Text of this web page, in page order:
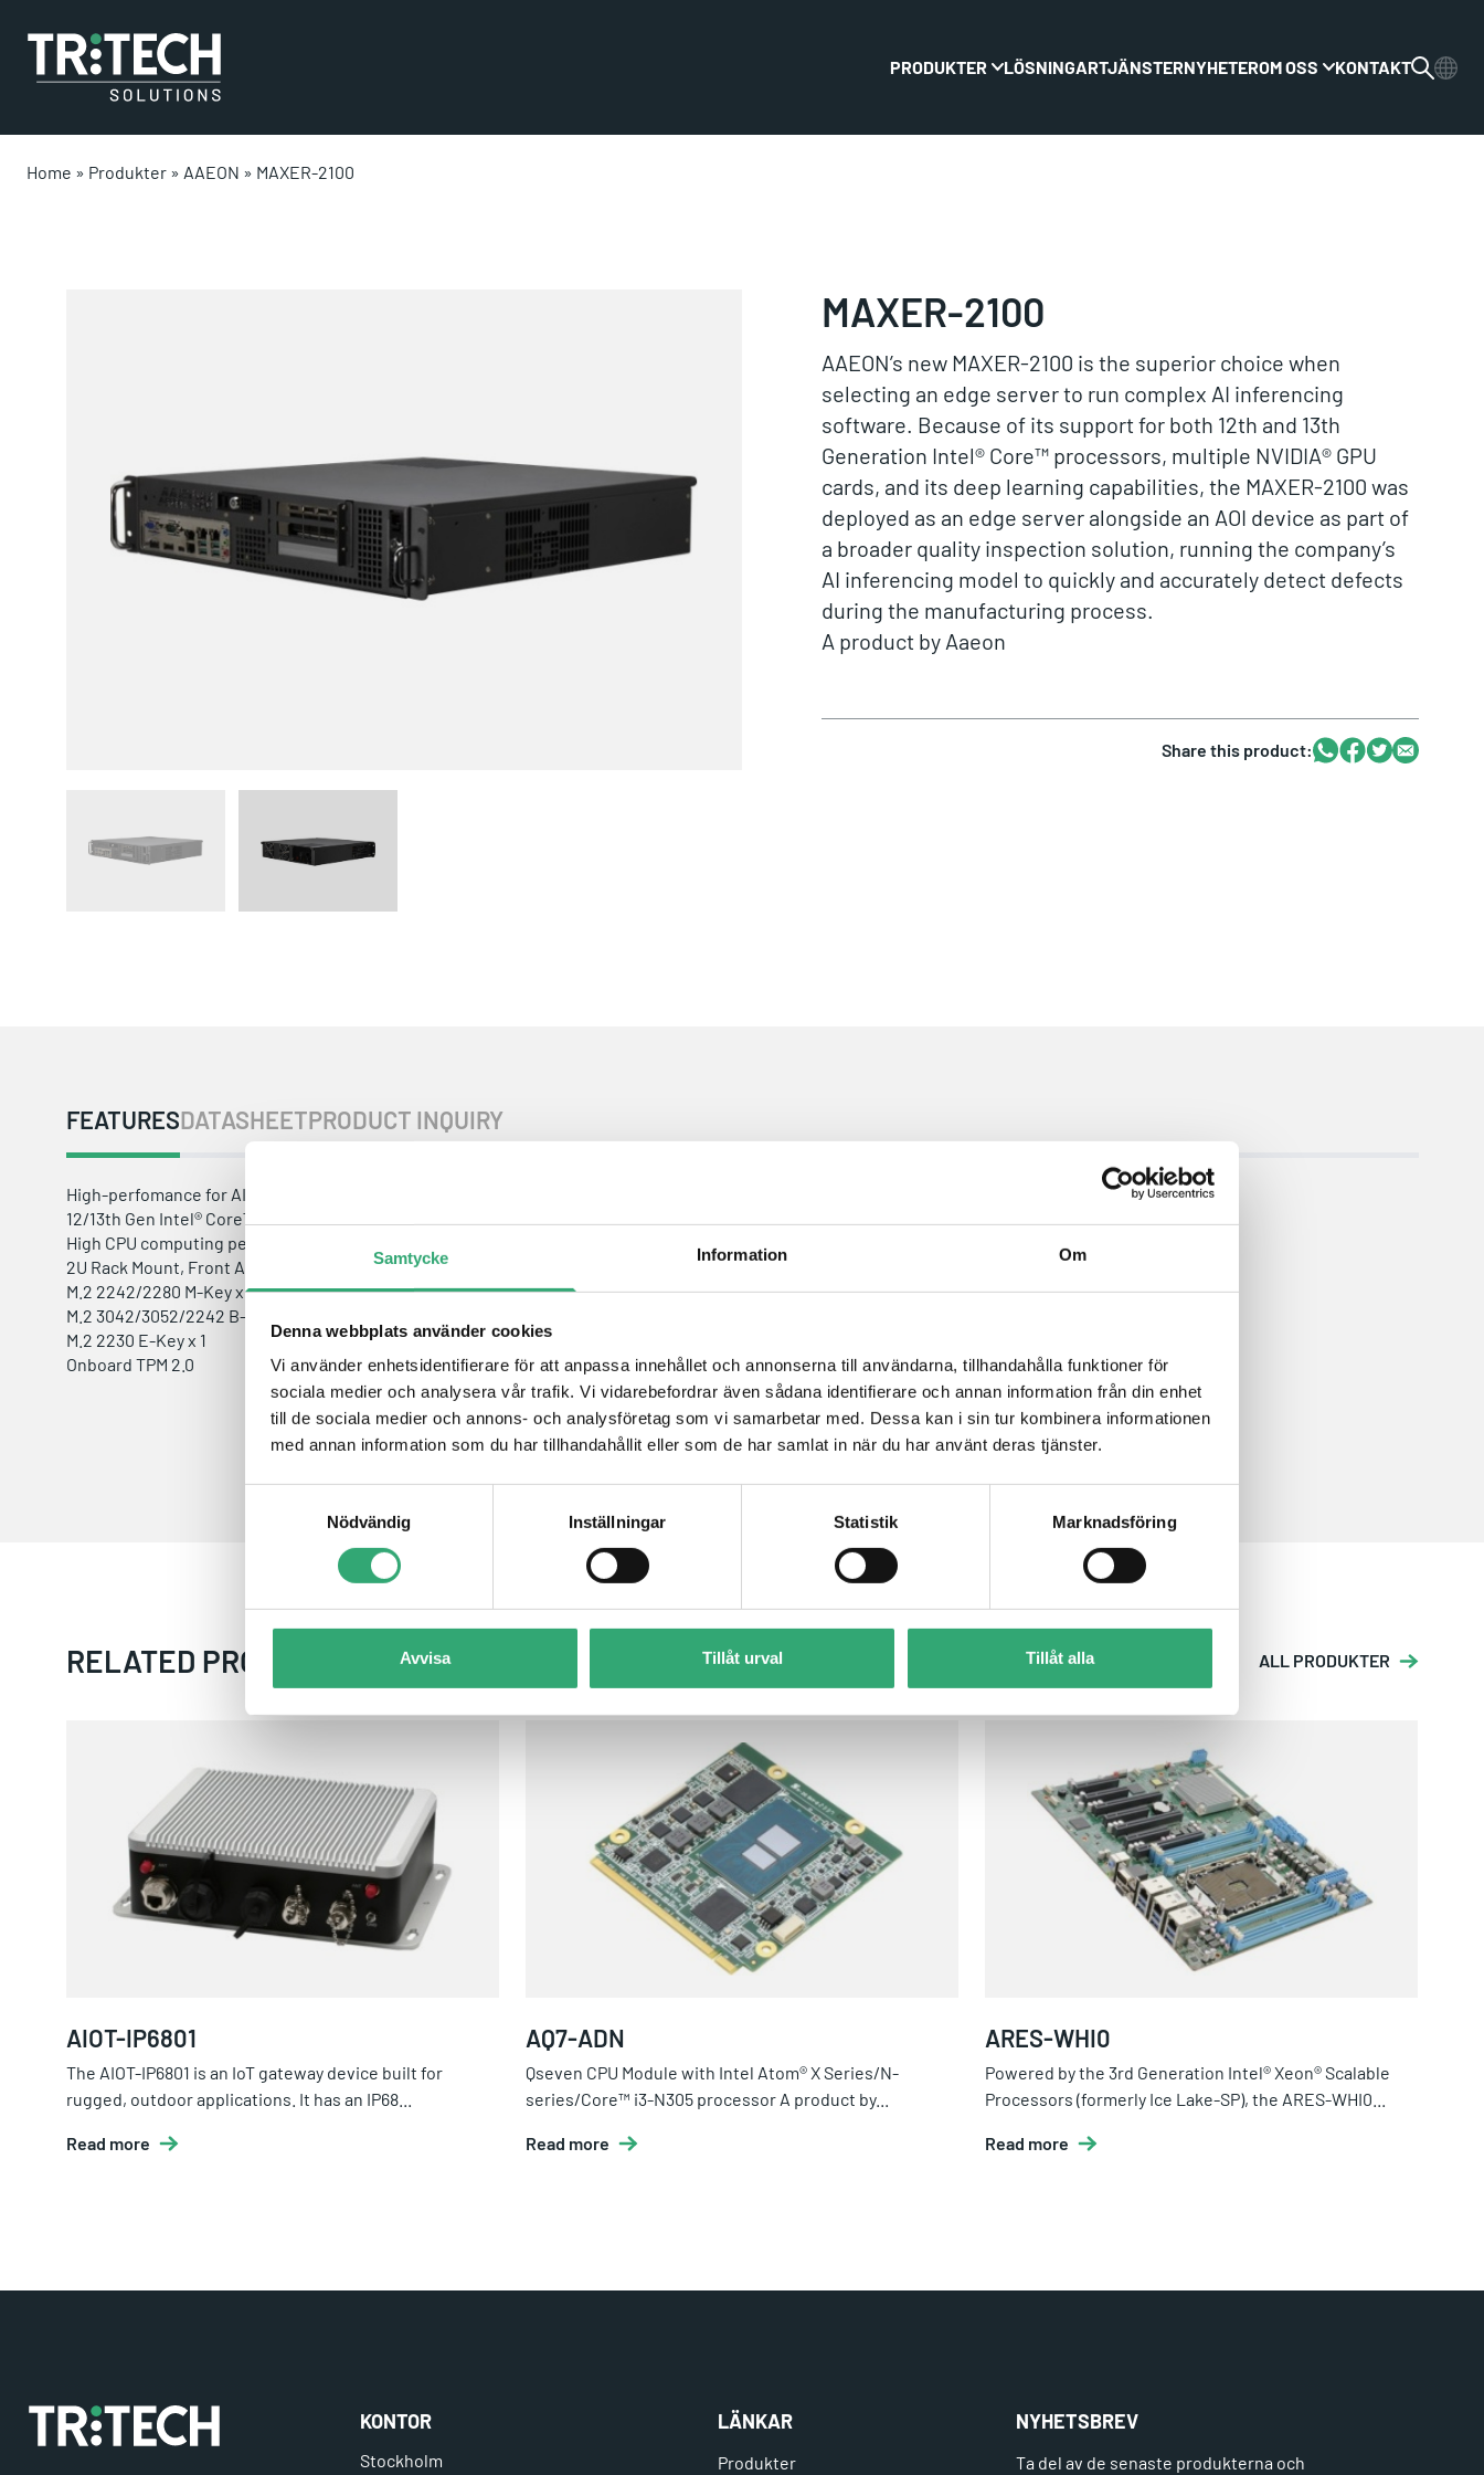
Samtycke Information Om
Denna webbplats använder cookies
Vi använder enhetsidentifierare för att anpassa innehållet och annonserna till användarna, tillhandahålla funktioner för
sociala medier och analysera vår trafik. Vi vidarebefordrar även sådana identifierare och annan information från din enhet
till de sociala medier och annons- och analysföretag som vi samarbetar med. Dessa kan i sin tur kombinera informationen
med annan information som du har tillhandahållit eller som de har samlat in när du har använt deras tjänster.
Nödvändig
Inställningar Statistik Marknadsföring
Avvisa Tillåt urval Tillåt alla
PRODUKTER Växla rullgardinsmenyn
LÖSNINGARTJÄNSTERNYHETEROM OSS Växla
KONTAKT
Home » Produkter » AAEON » MAXER-2100
MAXER-2100
AAEON’s new MAXER-2100 is the superior choice when
selecting an edge server to run complex AI inferencing
software. Because of its support for both 12th and 13th
Generation Intel® Core™ processors, multiple NVIDIA® GPU
cards, and its deep learning capabilities, the MAXER-2100 was
deployed as an edge server alongside an AOI device as part of
a broader quality inspection solution, running the company’s
AI inferencing model to quickly and accurately detect defects
during the manufacturing process.
A product by Aaeon
Share this product:Whatsapp
Facebook
Twitter
Email
FEATURESDATASHEETPRODUCT INQUIRY
High-perfomance for AI inference: Support NVIDIA RTX 4090, RTX 4080 Super etc.
12/13th Gen Intel® Core™ LGA1700 Socket Processors
High CPU computing performance: Build in i9-13900, up to i9- 13900K supported
2U Rack Mount, Front Access I/O Design
M.2 2242/2280 M-Key x 2
M.2 3042/3052/2242 B-Key + Micro SIM Slot
M.2 2230 E-Key x 1
Onboard TPM 2.0
RELATED PRODUCTS ALL PRODUKTER
AIOT-IP6801
The AIOT-IP6801 is an IoT gateway device built for
rugged, outdoor applications. It has an IP68...
Read more
AQ7-ADN
Qseven CPU Module with Intel Atom® X Series/N-
series/Core™ i3-N305 processor A product by...
Read more
ARES-WHI0
Powered by the 3rd Generation Intel® Xeon® Scalable
Processors (formerly Ice Lake-SP), the ARES-WHI0...
Read more
KONTOR
Stockholm
LÄNKAR
Produkter
NYHETSBREV
Ta del av de senaste produkterna och